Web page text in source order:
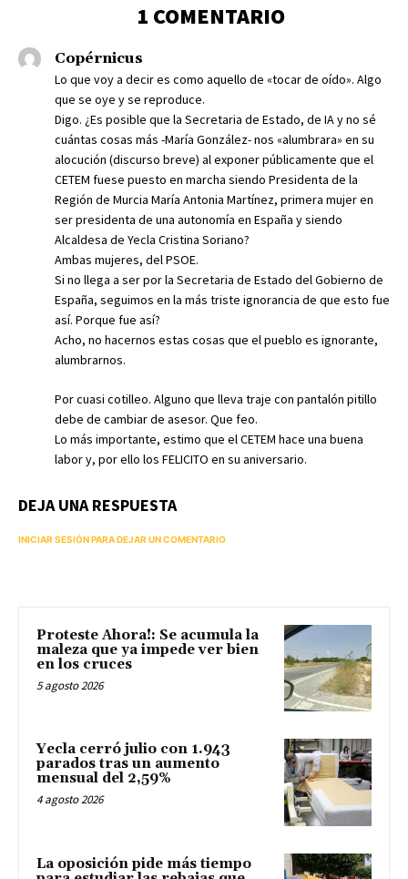
1 COMENTARIO
Copérnicus
Lo que voy a decir es como aquello de «tocar de oído». Algo
que se oye y se reproduce.
Digo. ¿Es posible que la Secretaria de Estado, de IA y no sé
cuántas cosas más -María González- nos «alumbrara» en su
alocución (discurso breve) al exponer públicamente que el
CETEM fuese puesto en marcha siendo Presidenta de la
Región de Murcia María Antonia Martínez, primera mujer en
ser presidenta de una autonomía en España y siendo
Alcaldesa de Yecla Cristina Soriano?
Ambas mujeres, del PSOE.
Si no llega a ser por la Secretaria de Estado del Gobierno de
España, seguimos en la más triste ignorancia de que esto fue
así. Porque fue así?
Acho, no hacernos estas cosas que el pueblo es ignorante,
alumbrarnos.
Por cuasi cotilleo. Alguno que lleva traje con pantalón pitillo
debe de cambiar de asesor. Que feo.
Lo más importante, estimo que el CETEM hace una buena
labor y, por ello los FELICITO en su aniversario.
DEJA UNA RESPUESTA
INICIAR SESIÓN PARA DEJAR UN COMENTARIO
Proteste Ahora!: Se acumula la
maleza que ya impede ver bien
en los cruces
5 agosto 2026
Yecla cerró julio con 1.943
parados tras un aumento
mensual del 2,59%
4 agosto 2026
La oposición pide más tiempo